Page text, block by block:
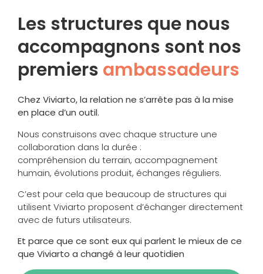
Les structures que nous
accompagnons sont nos
premiers ambassadeurs
Chez Viviarto, la relation ne s’arrête pas à la mise
en place d’un outil.
Nous construisons avec chaque structure une
collaboration dans la durée :
compréhension du terrain, accompagnement
humain, évolutions produit, échanges réguliers.
C’est pour cela que beaucoup de structures qui
utilisent Viviarto proposent d’échanger directement
avec de futurs utilisateurs.
Et parce que ce sont eux qui parlent le mieux de ce
que Viviarto a changé à leur quotidien